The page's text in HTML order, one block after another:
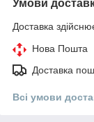
Умови
Доставка
Нова Пошта
Доставка
Всі умови